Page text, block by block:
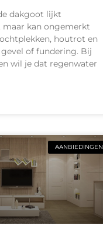
dakgoot lijkt
maar kan ongemerkt
houtrot en
gevel of fundering. Bij
wil je dat regenwater
AANBIEDINGEN